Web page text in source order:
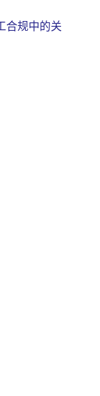
合规中的关